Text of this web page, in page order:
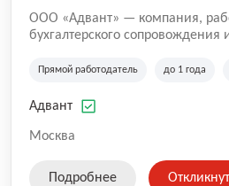
ООО «Адвант» — компания,
бухгалтерского сопровождения
зарегистрирована в Санкт-
лиц и коммерческих
Прямой работодатель до 1 года
Адвант
Москва
Подробнее